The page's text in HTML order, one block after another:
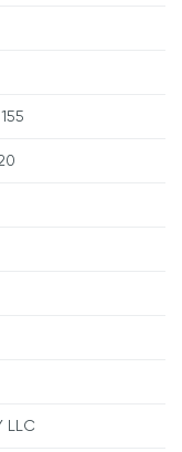
155
LLC